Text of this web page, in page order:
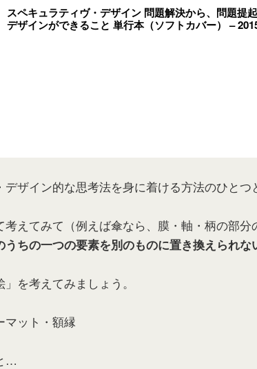
スペキュラティヴ・デザイン 問題解決から、問題提
デザインができること 単行本（ソフトカバー） –
ザイン的な思考法を身に着ける方法のひと
えてみて（例えば傘なら、膜・軸・柄の部
うちの一つの要素を別のものに置き換えられな
を考えてみましょう。
マット・額縁
…